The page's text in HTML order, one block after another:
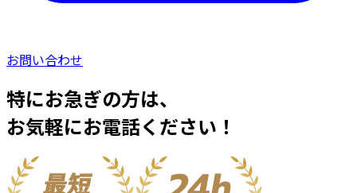
お問い合わせ
特にお急ぎの方は、
お気軽にお電話ください！